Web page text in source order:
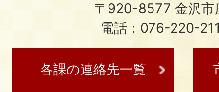
〒920-8577 金沢市
電話：076-220-
各課の連絡先一覧